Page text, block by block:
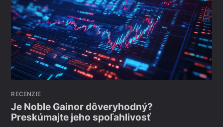
RECENZIE
Je Noble Gainor dôveryhodný?
Preskúmajte jeho spoľahlivosť